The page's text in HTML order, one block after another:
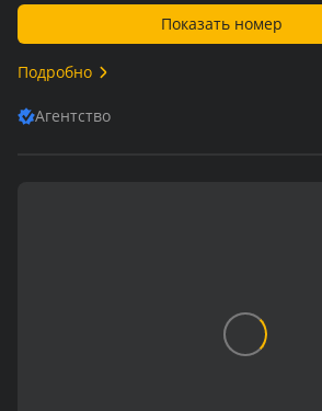
Показать номер
Подробно
Агентство